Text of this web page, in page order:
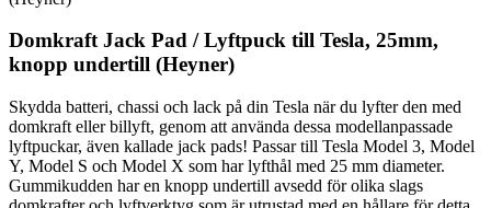
Domkraft Jack Pad / Lyftpuck till Tesla, 25mm,
knopp undertill (Heyner)
Skydda batteri, chassi och lack på din Tesla när du lyfter den med
domkraft eller billyft, genom att använda dessa modellanpassade
lyftpuckar, även kallade jack pads! Passar till Tesla Model 3, Model
Y, Model S och Model X som har lyfthål med 25 mm diameter.
Gummikudden har en knopp undertill avsedd för olika slags